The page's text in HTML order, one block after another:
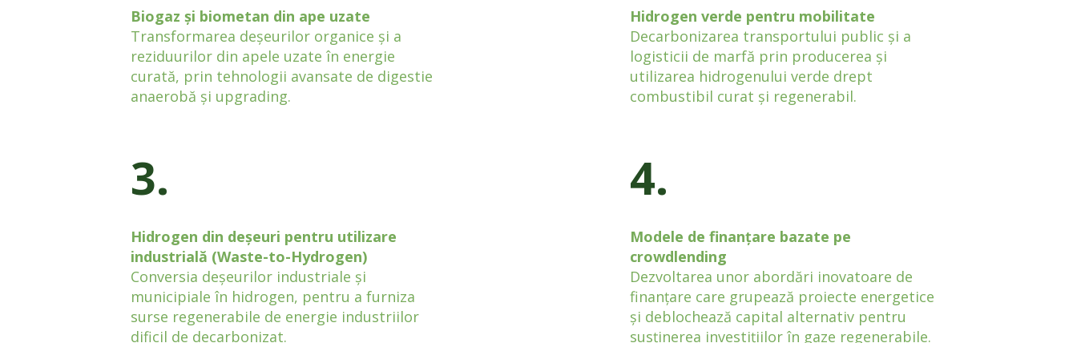
Biogaz și biometan din ape uzate
Transformarea deșeurilor organice și a
reziduurilor din apele uzate în energie
curată, prin tehnologii avansate de digestie
anaerobă și upgrading.
Hidrogen verde pentru mobilitate
Decarbonizarea transportului public și a
logisticii de marfă prin producerea și
utilizarea hidrogenului verde drept
combustibil curat și regenerabil.
3.
Hidrogen din deșeuri pentru utilizare
industrială (Waste-to-Hydrogen)
Conversia deșeurilor industriale și
municipiale în hidrogen, pentru a furniza
surse regenerabile de energie industriilor
dificil de decarbonizat.
4.
Modele de finanțare bazate pe
crowdlending
Dezvoltarea unor abordări inovatoare de
finanțare care grupează proiecte energetice
și deblochează capital alternativ pentru
susținerea investițiilor în gaze regenerabile.